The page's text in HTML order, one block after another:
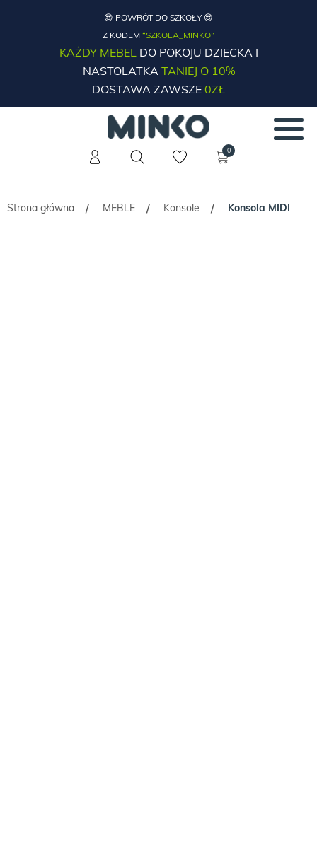
😎 POWRÓT DO SZKOŁY 😎
Z KODEM “SZKOLA_MINKO”
KAŻDY MEBELDO POKOJU DZIECKA I
NASTOLATKATANIEJ O 10%
DOSTAWA ZAWSZE 0ZŁ
0
Strona główna / MEBLE / Konsole / Konsola MIDI